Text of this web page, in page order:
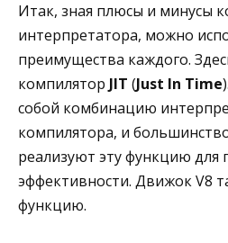
Итак, зная плюсы и минусы
интерпретатора, можно
преимущества каждого.
компилятор JIT (Just In Time
собой комбинацию
компилятора, и
реализуют эту функцию
эффективности. Движок V8
функцию.